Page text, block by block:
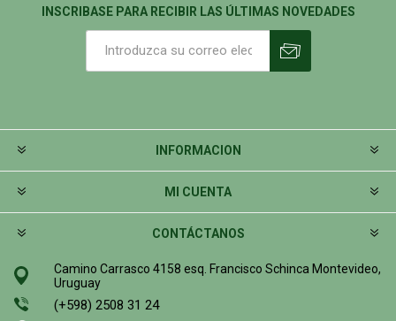
INSCRIBASE PARA RECIBIR LAS ÚLTIMAS NOVEDADES
INFORMACION
MI CUENTA
CONTÁCTANOS
Camino Carrasco 4158 esq. Francisco Schinca Montevideo,
Uruguay
(+598) 2508 31 24